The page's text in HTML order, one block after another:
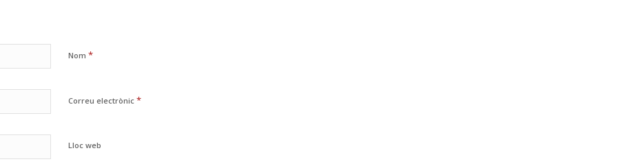
Nom *
Correu electrònic *
Lloc web